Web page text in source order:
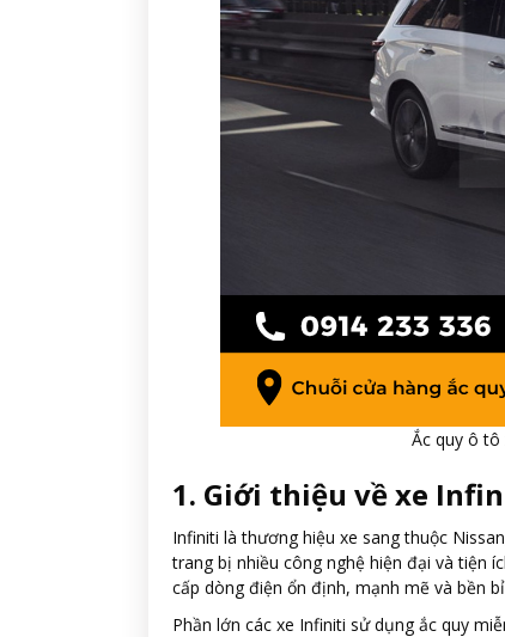
Ắc quy ô tô
1. Giới thiệu về xe
Infiniti là thương hiệu xe sang thuộc
trang bị nhiều công nghệ hiện đại và tiện
cấp dòng điện ổn định, mạnh mẽ và bền
Phần lớn các xe Infiniti sử dụng ắc quy